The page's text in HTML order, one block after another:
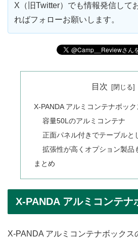
X（旧Twitter）でも情報発信して
ればフォローお願いします。
目次
X-PANDA アルミコンテナボッ
容量50Lのアルミコンテナ
正面パネル付きでテーブルと
拡張性が高くオプション製品
まとめ
X-PANDA アルミコンテナ
X-PANDA アルミコンテナボックス